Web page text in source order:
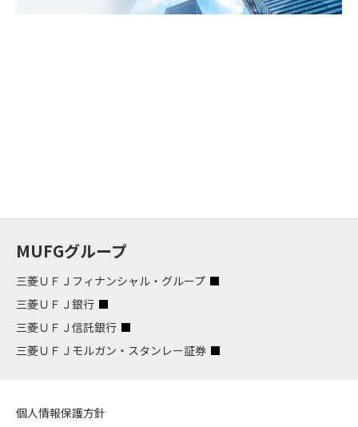
MUFGグループ
三菱ＵＦＪフィナンシャル・グループ
三菱ＵＦＪ銀行
三菱ＵＦＪ信託銀行
三菱ＵＦＪモルガン・スタンレー証券
個人情報保護方針